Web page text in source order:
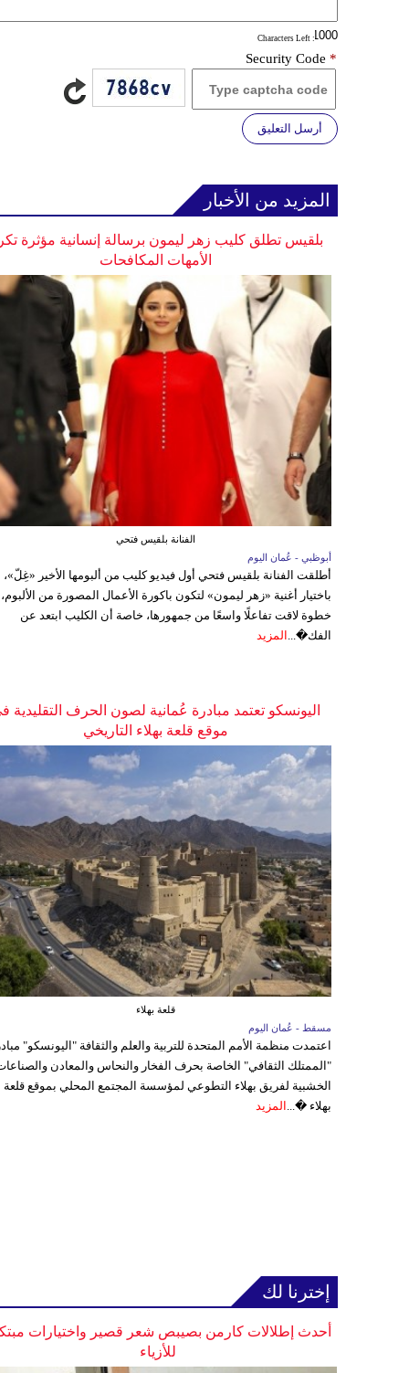
: Characters Left
Security Code *
أرسل التعليق
المزيد من الأخبار
بلقيس تطلق كليب زهر ليمون برسالة إنسانية مؤثرة
الأمهات المكافحات
الفنانة بلقيس فتحي
أبوظبي - عُمان اليوم
أطلقت الفنانة بلقيس فتحي أول فيديو كليب من ألبومها الأخير «غِلّ»،
باختيار أغنية «زهر ليمون» لتكون باكورة الأعمال المصورة من
خطوة لاقت تفاعلًا واسعًا من جمهورها، خاصة أن الكليب ابتعد عن
الفك�... المزيد
اليونسكو تعتمد مبادرة عُمانية لصون الحرف التقليدية
موقع قلعة بهلاء التاريخي
قلعة بهلاء
مسقط - عُمان اليوم
اعتمدت منظمة الأمم المتحدة للتربية والعلم والثقافة "اليونسكو"
"الممتلك الثقافي" الخاصة بحرف الفخار والنحاس والمعادن
الخشبية لفريق بهلاء التطوعي لمؤسسة المجتمع المحلي بموقع قلعة
بهلاء �... المزيد
إخترنا لك
أحدث إطلالات كارمن بصيبص شعر قصير واختيارات
للأزياء